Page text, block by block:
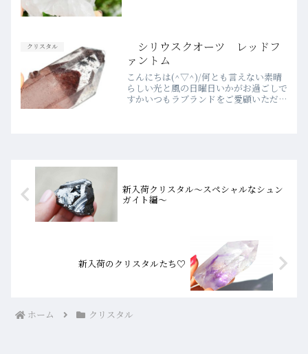
クリスタル
シリウスクオーツ レッドフ
ァントム
こんにちは(^▽^)/何とも言えない素晴
らしい光と風の日曜日いかがお過ごしで
すかいつもラブランドをご愛顧いただき
新入荷クリスタル～スペシャルなシュン
ガイト編～
新入荷のクリスタルたち♡
ホーム クリスタル